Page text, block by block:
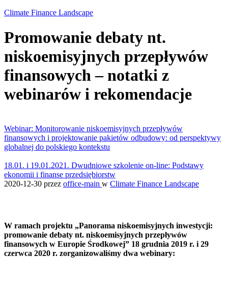
Climate Finance Landscape
Promowanie debaty nt.
niskoemisyjnych przepływów
finansowych – notatki z
webinarów i rekomendacje
Webinar: Monitorowanie niskoemisyjnych przepływów
finansowych i projektowanie pakietów odbudowy: od perspektywy
globalnej do polskiego kontekstu
18.01. i 19.01.2021. Dwudniowe szkolenie on-line: Podstawy
ekonomii i finanse przedsiębiorstw
2020-12-30 przez office-main w Climate Finance Landscape
W ramach projektu „Panorama niskoemisyjnych inwestycji:
promowanie debaty nt. niskoemisyjnych przepływów
finansowych w Europie Środkowej” 18 grudnia 2019 r. i 29
czerwca 2020 r. zorganizowaliśmy dwa webinary: